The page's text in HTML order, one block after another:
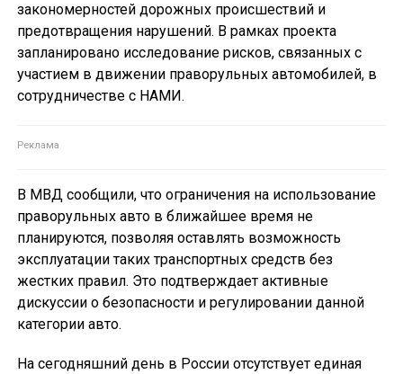
закономерностей дорожных происшествий и
предотвращения нарушений. В рамках проекта
запланировано исследование рисков, связанных с
участием в движении праворульных автомобилей, в
сотрудничестве с НАМИ.
В МВД сообщили, что ограничения на использование
праворульных авто в ближайшее время не
планируются, позволяя оставлять возможность
эксплуатации таких транспортных средств без
жестких правил. Это подтверждает активные
дискуссии о безопасности и регулировании данной
категории авто.
На сегодняшний день в России отсутствует единая